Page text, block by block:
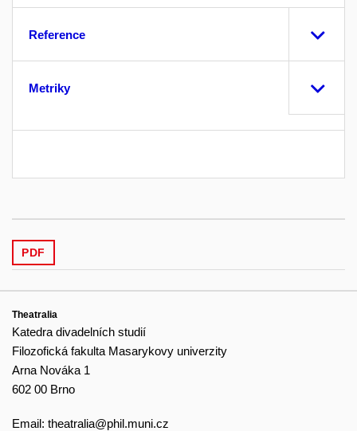
Reference
Metriky
PDF
Theatralia
Katedra divadelních studií
Filozofická fakulta Masarykovy univerzity
Arna Nováka 1
602 00 Brno
Email: theatralia@phil.muni.cz